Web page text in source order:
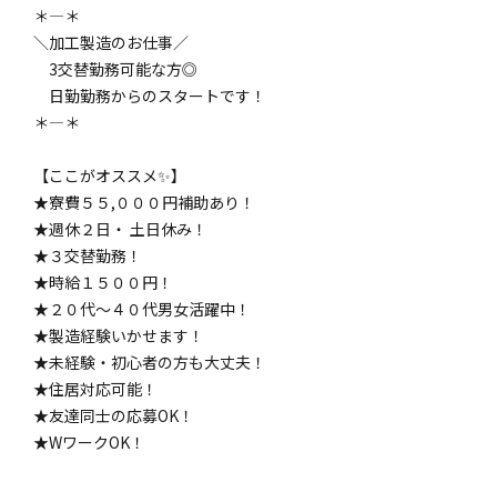
＊――――――――――――――――＊
＼加工製造のお仕事／
3交替勤務可能な方◎
日勤勤務からのスタートです！
＊――――――――――――――――＊
【ここがオススメ✨】
★寮費５５,０００円補助あり！
★週休２日・ 土日休み！
★３交替勤務！
★時給１５００円！
★２０代～４０代男女活躍中！
★製造経験いかせます！
★未経験・初心者の方も大丈夫！
★住居対応可能！
★友達同士の応募OK！
★WワークOK！